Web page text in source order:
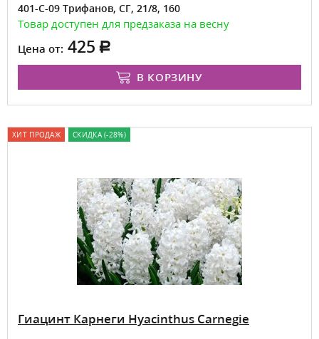
401-С-09 Трифанов, СГ, 21/8, 160
Товар доступен для предзаказа на весну
Цена от: 425
В КОРЗИНУ
ХИТ ПРОДАЖ СКИДКА (-28%)
Гиацинт Карнеги Hyacinthus Carnegie